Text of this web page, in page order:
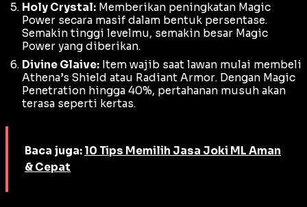
Holy Crystal: Memberikan peningkatan Magic
Power secara masif dalam bentuk persentase.
Semakin tinggi levelmu, semakin besar Magic
Power yang diberikan.
Divine Glaive: Item wajib saat lawan mulai membeli
Athena’s Shield atau Radiant Armor. Dengan Magic
Penetration hingga 40%, pertahanan musuh akan
terasa seperti kertas.
Baca juga: 10 Tips Memilih Jasa Joki ML Aman
& Cepat